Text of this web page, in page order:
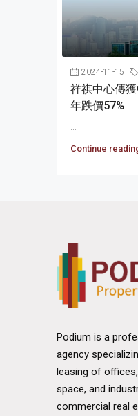
2024-11-15
祥祺中心傳
年跌價57%
Continue
Podium is a
agency
leasing of
space, and
commercial real